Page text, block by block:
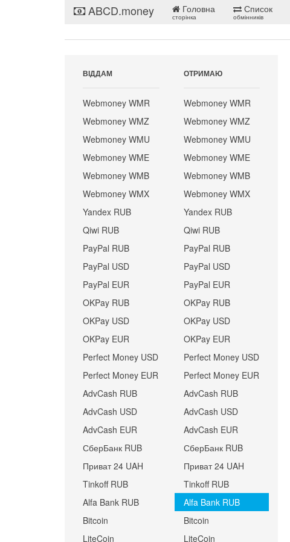
ABCD.money Головна
сторінка
Список
обмінників
ВІДДАМ
Webmoney WMR
Webmoney WMZ
Webmoney WMU
Webmoney WME
Webmoney WMB
Webmoney WMX
Yandex RUB
Qiwi RUB
PayPal RUB
PayPal USD
PayPal EUR
OKPay RUB
OKPay USD
OKPay EUR
Perfect Money USD
Perfect Money EUR
AdvCash RUB
AdvCash USD
AdvCash EUR
СберБанк RUB
Приват 24 UAH
Tinkoff RUB
Alfa Bank RUB
Bitcoin
LiteCoin
ОТРИМАЮ
Webmoney WMR
Webmoney WMZ
Webmoney WMU
Webmoney WME
Webmoney WMB
Webmoney WMX
Yandex RUB
Qiwi RUB
PayPal RUB
PayPal USD
PayPal EUR
OKPay RUB
OKPay USD
OKPay EUR
Perfect Money USD
Perfect Money EUR
AdvCash RUB
AdvCash USD
AdvCash EUR
СберБанк RUB
Приват 24 UAH
Tinkoff RUB
Alfa Bank RUB
Bitcoin
LiteCoin